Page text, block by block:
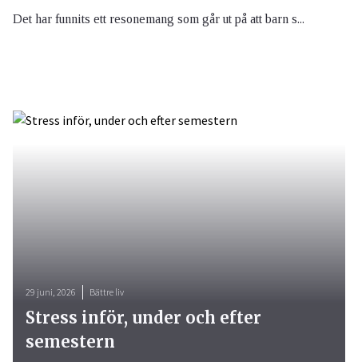
Det har funnits ett resonemang som går ut på att barn s...
29 juni, 2026 Bättre liv
Stress inför, under och efter
semestern